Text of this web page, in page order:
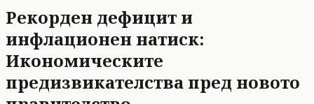
Рекорден дефицит и
инфлационен натиск:
Икономическите
предизвикателства пред новото